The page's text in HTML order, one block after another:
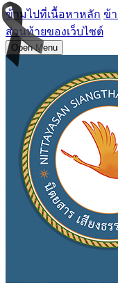
ข้ามไปที่เนื้อหาหลัก ข้
ส่วนท้ายของเว็บไซต์
Open Menu